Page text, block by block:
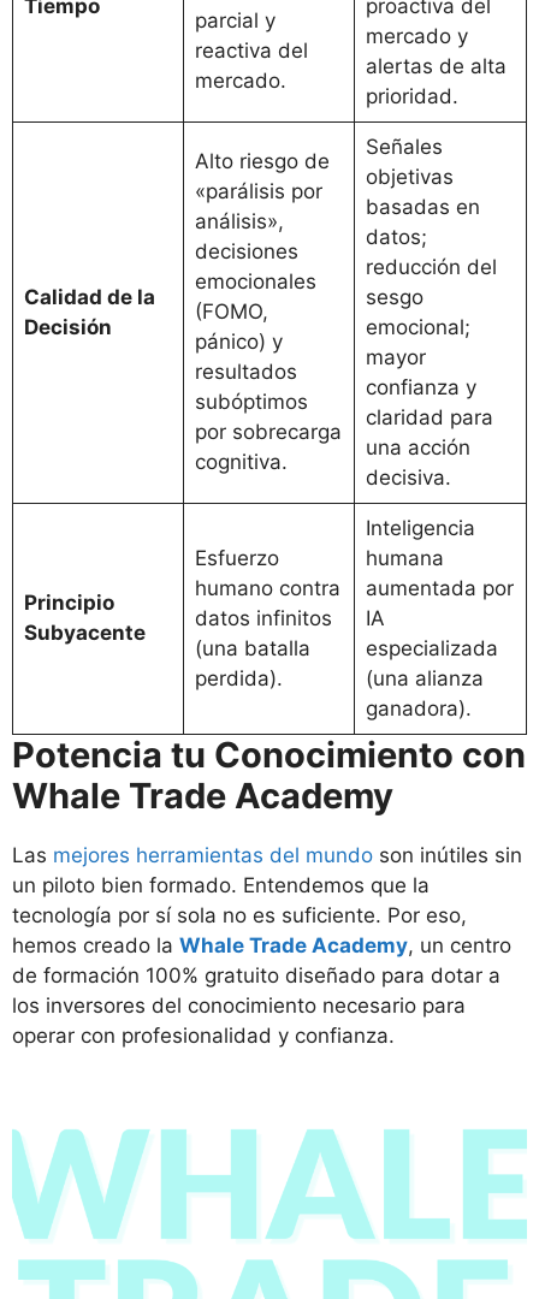
Tiempo
parcial y
reactiva del
mercado.
proactiva del
mercado y
alertas de alta
prioridad.
Calidad de la
Decisión
Alto riesgo de
«parálisis por
análisis»,
decisiones
emocionales
(FOMO,
pánico) y
resultados
subóptimos
por sobrecarga
cognitiva.
Señales
objetivas
basadas en
datos;
reducción del
sesgo
emocional;
mayor
confianza y
claridad para
una acción
decisiva.
Principio
Subyacente
Esfuerzo
humano contra
datos infinitos
(una batalla
perdida).
Inteligencia
humana
aumentada por
IA
especializada
(una alianza
ganadora).
Potencia tu Conocimiento con
Whale Trade Academy
Las mejores herramientas del mundo son inútiles sin
un piloto bien formado. Entendemos que la
tecnología por sí sola no es suficiente. Por eso,
hemos creado la Whale Trade Academy, un centro
de formación 100% gratuito diseñado para dotar a
los inversores del conocimiento necesario para
operar con profesionalidad y confianza.